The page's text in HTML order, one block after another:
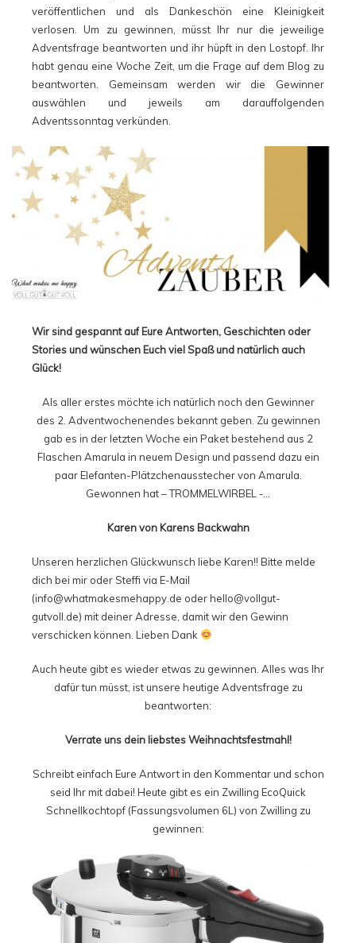
veröffentlichen und als Dankeschön eine Kleinigkeit
verlosen. Um zu gewinnen, müsst Ihr nur die jeweilige
Adventsfrage beantworten und ihr hüpft in den Lostopf. Ihr
habt genau eine Woche Zeit, um die Frage auf dem Blog zu
beantworten. Gemeinsam werden wir die Gewinner
auswählen und jeweils am darauffolgenden
Adventssonntag verkünden.
Wir sind gespannt auf Eure Antworten, Geschichten oder
Stories und wünschen Euch viel Spaß und natürlich auch
Glück!
Als aller erstes möchte ich natürlich noch den Gewinner
des 2. Adventwochenendes bekannt geben. Zu gewinnen
gab es in der letzten Woche ein Paket bestehend aus 2
Flaschen Amarula in neuem Design und passend dazu ein
paar Elefanten-Plätzchenausstecher von Amarula.
Gewonnen hat – TROMMELWIRBEL -…
Karen von Karens Backwahn
Unseren herzlichen Glückwunsch liebe Karen!! Bitte melde
dich bei mir oder Steffi via E-Mail
(info@whatmakesmehappy.de oder hello@vollgut-
gutvoll.de) mit deiner Adresse, damit wir den Gewinn
verschicken können. Lieben Dank
Auch heute gibt es wieder etwas zu gewinnen. Alles was Ihr
dafür tun müsst, ist unsere heutige Adventsfrage zu
beantworten:
Verrate uns dein liebstes Weihnachtsfestmahl!
Schreibt einfach Eure Antwort in den Kommentar und schon
seid Ihr mit dabei! Heute gibt es ein Zwilling EcoQuick
Schnellkochtopf (Fassungsvolumen 6L) von Zwilling zu
gewinnen: